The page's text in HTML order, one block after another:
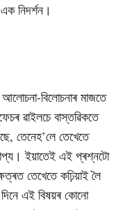
নিদৰ্শন।
বিলোচনাৰ মাজতে
ৱাইলচে বাস্তৱিকতে
তেনেহ’লে তেখেতে
ইয়াতেই এই প্ৰশ্নটো
তেখেতে কঢ়িয়াই লৈ
দিনে এই বিষয়ৰ কোনো